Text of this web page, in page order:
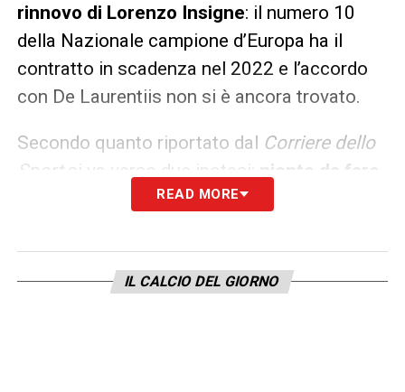
rinnovo di Lorenzo Insigne: il numero 10
della Nazionale campione d’Europa ha il
contratto in scadenza nel 2022 e l’accordo
con De Laurentiis non si è ancora trovato.
Secondo quanto riportato dal Corriere dello
Sportsi va verso due ipotesi:
niente da fare
sull’aumento rispetto ai 5 milioni percepiti
potrebbe pensare di chiedere la gestione dei
diritti d’immagine ospalmare l’ingaggio
READ MORE
IL CALCIO DEL GIORNO